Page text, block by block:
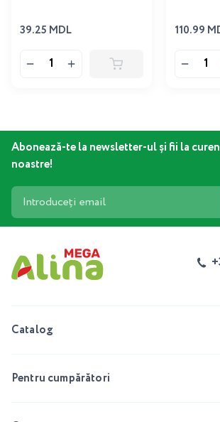
39.25 MDL 110.99
Abonează-te la newsletter-ul și fii la
noastre!
Catalog
Pentru cumpărători